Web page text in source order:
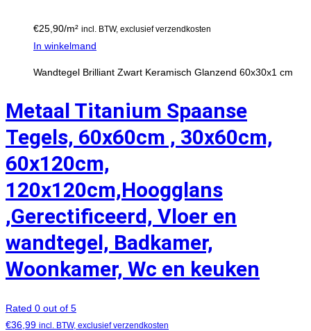
€25,90/m² incl. BTW, exclusief verzendkosten
In winkelmand
Wandtegel Brilliant Zwart Keramisch Glanzend 60x30x1 cm
Metaal Titanium Spaanse
Tegels, 60x60cm , 30x60cm,
60x120cm,
120x120cm,Hoogglans
,Gerectificeerd, Vloer en
wandtegel, Badkamer,
Woonkamer, Wc en keuken
Rated 0 out of 5
€36,99 incl. BTW, exclusief verzendkosten